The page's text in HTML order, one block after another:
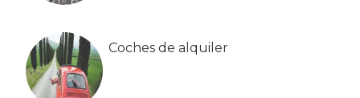
Coches de alquiler